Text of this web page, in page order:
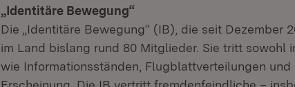
„Identitäre Bewegung“
Die „Identitäre Bewegung“ (IB), die seit Dezember
im Land bislang rund 80 Mitglieder. Sie tritt sowohl
wie Informationsständen, Flugblattverteilungen